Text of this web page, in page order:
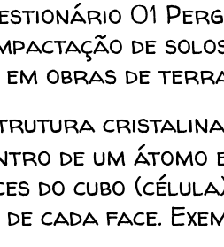
01
de
obras de
cristalina
de um átomo
do cubo
cada face.